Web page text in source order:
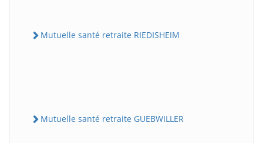
Mutuelle santé retraite RIEDISHEIM
Mutuelle santé retraite GUEBWILLER